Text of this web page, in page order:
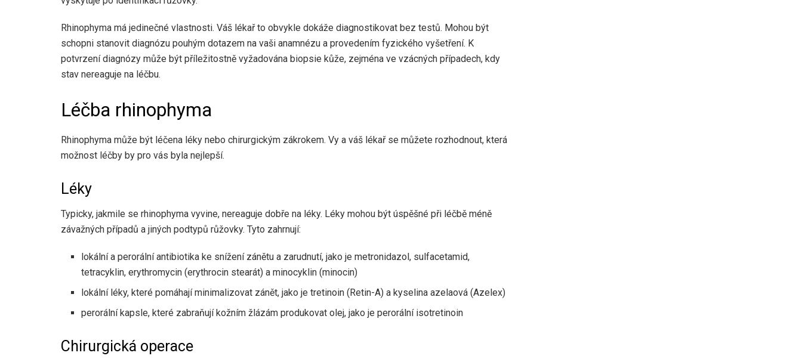
Rhinophyma má jedinečné vlastnosti. Váš lékař to obvykle dokáže diagnostikovat bez testů. Mohou být
schopni stanovit diagnózu pouhým dotazem na vaši anamnézu a provedením fyzického vyšetření. K
potvrzení diagnózy může být příležitostně vyžadována biopsie kůže, zejména ve vzácných případech, kdy
stav nereaguje na léčbu.
Léčba rhinophyma
Rhinophyma může být léčena léky nebo chirurgickým zákrokem. Vy a váš lékař se můžete rozhodnout, která
možnost léčby by pro vás byla nejlepší.
Léky
Typicky, jakmile se rhinophyma vyvine, nereaguje dobře na léky. Léky mohou být úspěšné při léčbě méně
závažných případů a jiných podtypů růžovky. Tyto zahrnují:
lokální a perorální antibiotika ke snížení zánětu a zarudnutí, jako je metronidazol, sulfacetamid,
tetracyklin, erythromycin (erythrocin stearát) a minocyklin (minocin)
lokální léky, které pomáhají minimalizovat zánět, jako je tretinoin (Retin-A) a kyselina azelaová (Azelex)
perorální kapsle, které zabraňují kožním žlázám produkovat olej, jako je perorální isotretinoin
Chirurgická operace